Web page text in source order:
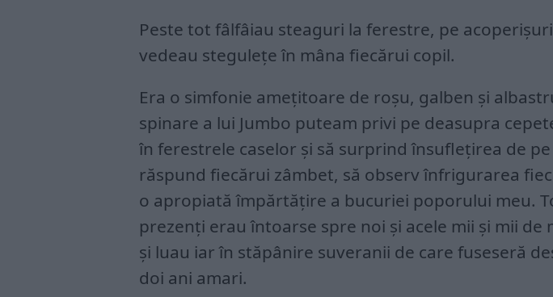
Peste tot fâlfâiau steaguri la ferestre, pe
vedeau stegulețe în mâna fiecărui copil.
Era o simfonie amețitoare de roșu, galben și
spinare a lui Jumbo puteam privi pe deasupra
în ferestrele caselor și să surprind însuflețirea de
răspund fiecărui zâmbet, să observ înfrigurarea
o apropiată împărtățire a bucuriei poporului meu.
prezenți erau întoarse spre noi și acele mii și mii de
și luau iar în stăpânire suveranii de care fuseseră
doi ani amari.